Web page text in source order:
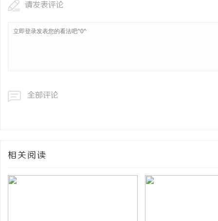
请发表评论
全部评论
相关阅读